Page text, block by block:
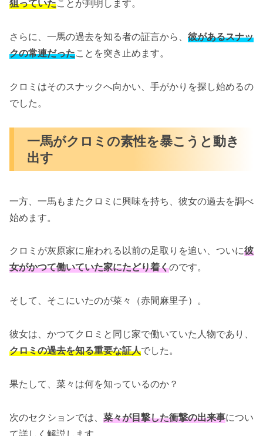
狙っていたことが判明します。
さらに、一馬の過去を知る者の証言から、 彼があるスナッ
クの常連だったことを突き止めます。
クロミはそのスナックへ向かい、手がかりを探し始めるの
でした。
一馬がクロミの素性を暴こうと動き
出す
一方、一馬もまたクロミに興味を持ち、彼女の過去を調べ
始めます。
クロミが灰原家に雇われる以前の足取りを追い、ついに彼
女がかつて働いていた家にたどり着くのです。
そして、そこにいたのが菜々（赤間麻里子）。
彼女は、かつてクロミと同じ家で働いていた人物であり、
クロミの過去を知る重要な証人でした。
果たして、菜々は何を知っているのか？
次のセクションでは、 菜々が目撃した衝撃の出来事につい
て詳しく解説します。